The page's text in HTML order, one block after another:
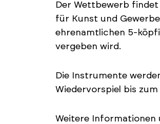
Der Wettbewerb findet
für Kunst und
ehrenamtlichen 5-
vergeben wird.
Die Instrumente
Wiedervorspiel bis
Weitere Informationen